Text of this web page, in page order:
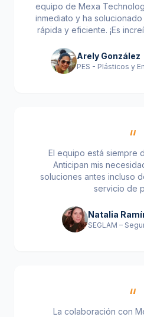
equipo de Mexa
inmediato y ha
rápida y eficiente. ¡Es
Arely González
PES - Plásticos y
“
El equipo está siempre
Anticipan mis
soluciones antes incluso
servicio de
Natalia
SEGLAM –
“
La colaboración con